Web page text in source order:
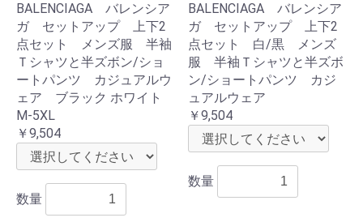
BALENCIAGA バレンシア
ガ セットアップ 上下2
点セット メンズ服 半袖
Ｔシャツと半ズボン/ショ
ートパンツ カジュアルウ
ェア ブラック ホワイト
M-5XL
￥9,504
数量
BALENCIAGA バレンシア
ガ セットアップ 上下2
点セット 白/黒 メンズ
服 半袖Ｔシャツと半ズボ
ン/ショートパンツ カジ
ュアルウェア
￥9,504
数量